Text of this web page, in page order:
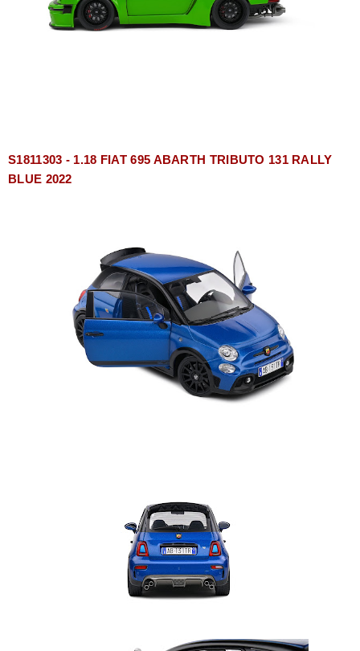
S1811303 - 1.18 FIAT 695 ABARTH TRIBUTO 131 RALLY
BLUE 2022